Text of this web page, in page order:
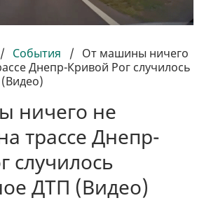
/ События / От машины ничего
Днепр-Кривой Рог случилось
ничего не
трассе Днепр-
случилось
ДТП (Видео)